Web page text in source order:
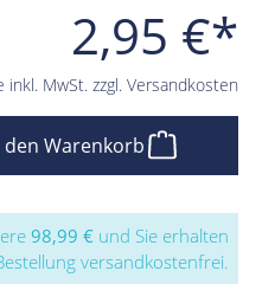
2,95 €*
inkl. MwSt. zzgl. Versandkosten
den Warenkorb
98,99 € und Sie erhalten
versandkostenfrei.